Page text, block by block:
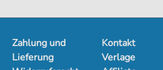
Zahlung und
Lieferung
Kontakt
Verlage